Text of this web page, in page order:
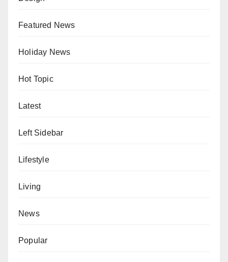
Featured News
Holiday News
Hot Topic
Latest
Left Sidebar
Lifestyle
Living
News
Popular